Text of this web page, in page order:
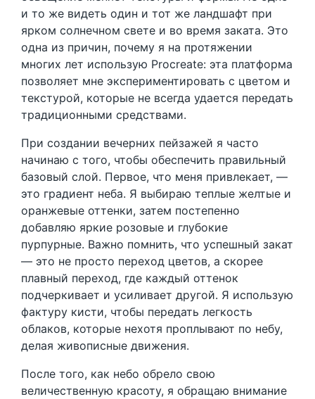
и то же видеть один и тот же ландшафт при
ярком солнечном свете и во время заката. Это
одна из причин, почему я на протяжении
многих лет использую Procreate: эта платформа
позволяет мне экспериментировать с цветом и
текстурой, которые не всегда удается передать
традиционными средствами.
При создании вечерних пейзажей я часто
начинаю с того, чтобы обеспечить правильный
базовый слой. Первое, что меня привлекает, —
это градиент неба. Я выбираю теплые желтые и
оранжевые оттенки, затем постепенно
добавляю яркие розовые и глубокие
пурпурные. Важно помнить, что успешный закат
— это не просто переход цветов, а скорее
плавный переход, где каждый оттенок
подчеркивает и усиливает другой. Я использую
фактуру кисти, чтобы передать легкость
облаков, которые нехотя проплывают по небу,
делая живописные движения.
После того, как небо обрело свою
величественную красоту, я обращаю внимание